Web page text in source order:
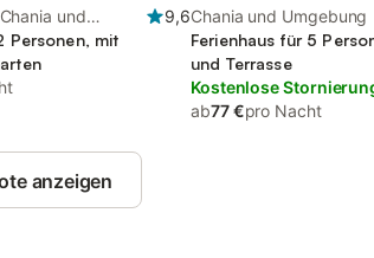
und
9,6
Personen, mit
Chania und Umgebung
Ferienhaus für 5
und Terrasse
Kostenlose
ab77 €pro Nacht
anzeigen